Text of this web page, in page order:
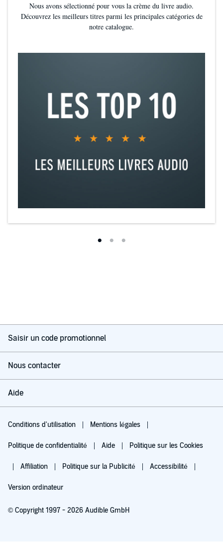
Nous avons sélectionné pour vous la crème du livre audio.
Découvrez les meilleurs titres parmi les principales catégories de
notre catalogue.
Saisir un code promotionnel
Nous contacter
Aide
Conditions d'utilisation Mentions légales
Politique de confidentialité Aide Politique sur les Cookies
Affiliation Politique sur la Publicité Accessibilité
Version ordinateur
© Copyright 1997 - 2026 Audible GmbH